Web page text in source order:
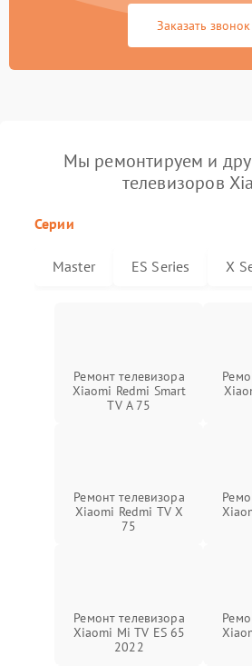
Заказать звонок
Мы ремонтируем и
телевизоров
Серии
Master ES Series X
Ремонт телевизора
Xiaomi Redmi Smart
TV A 75
Ремонт телевизора
Xiaomi Redmi TV X
75
Ремонт телевизора
Xiaomi Mi TV ES 65
2022